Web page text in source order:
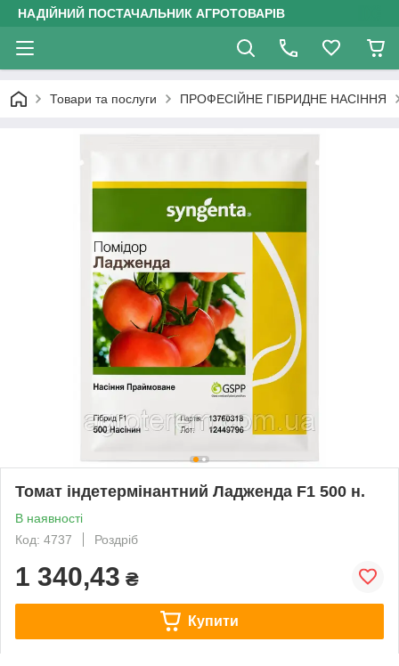
НАДІЙНИЙ ПОСТАЧАЛЬНИК АГРОТОВАРІВ
Товари та послуги ПРОФЕСІЙНЕ ГІБРИДНЕ НАСІННЯ
Томат індетермінантний Ладженда F1 500 н.
В наявності
Код: 4737
Роздріб
1 340,43 ₴
Купити